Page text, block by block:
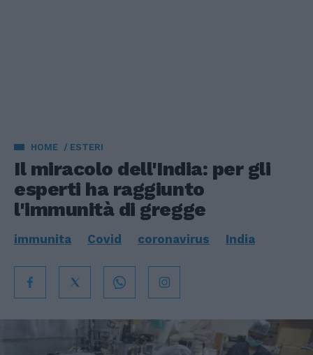
HOME ESTERI
Il miracolo dell'India: per gli
esperti ha raggiunto
l'immunità di gregge
immunita Covid coronavirus India